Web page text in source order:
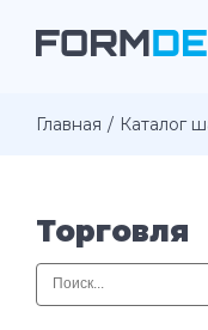
Главная Каталог
Торговля